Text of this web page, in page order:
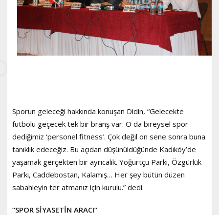
Sporun geleceği hakkında konuşan Didin, “Gelecekte
futbolu geçecek tek bir branş var. O da bireysel spor
dediğimiz ‘personel fitness’. Çok değil on sene sonra buna
tanıklık edeceğiz. Bu açıdan düşünüldüğünde Kadıköy’de
yaşamak gerçekten bir ayrıcalık. Yoğurtçu Parkı, Özgürlük
Parkı, Caddebostan, Kalamış… Her şey bütün düzen
sabahleyin ter atmanız için kurulu.” dedi.
“SPOR SİYASETİN ARACI”